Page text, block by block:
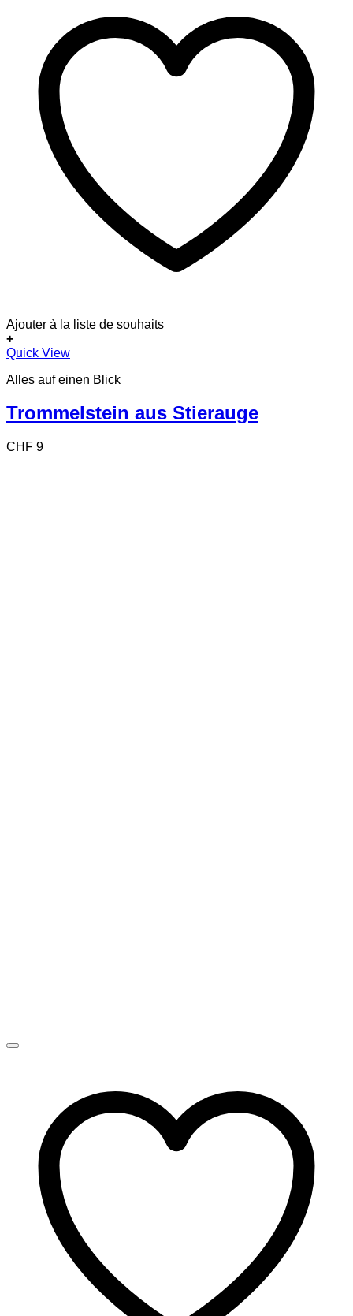
Ajouter à la liste de souhaits
+
Quick View
Alles auf einen Blick
Trommelstein aus Stierauge
CHF 9